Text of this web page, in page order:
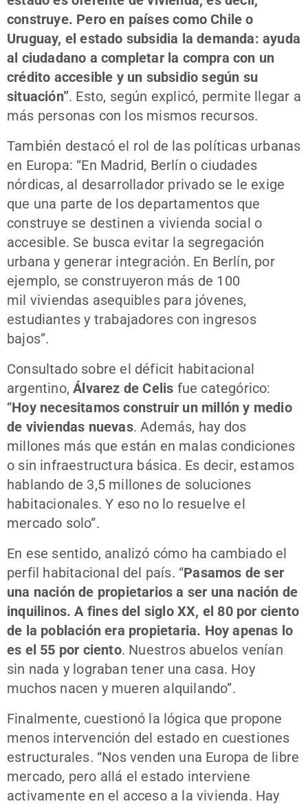
construye. Pero en países como Chile o
Uruguay, el estado subsidia la demanda: ayuda
al ciudadano a completar la compra con un
crédito accesible y un subsidio según su
situación”. Esto, según explicó, permite llegar a
más personas con los mismos recursos.
También destacó el rol de las políticas urbanas
en Europa: “En Madrid, Berlín o ciudades
nórdicas, al desarrollador privado se le exige
que una parte de los departamentos que
construye se destinen a vivienda social o
accesible. Se busca evitar la segregación
urbana y generar integración. En Berlín, por
ejemplo, se construyeron más de 100
mil viviendas asequibles para jóvenes,
estudiantes y trabajadores con ingresos
bajos”.
Consultado sobre el déficit habitacional
argentino,Álvarez de Celis fue categórico:
“Hoy necesitamos construir un millón y medio
de viviendas nuevas. Además, hay dos
millones más que están en malas condiciones
o sin infraestructura básica. Es decir, estamos
hablando de 3,5 millones de soluciones
habitacionales. Y eso no lo resuelve el
mercado solo”.
En ese sentido, analizó cómo ha cambiado el
perfil habitacional del país. “Pasamos de ser
una nación de propietarios a ser una nación de
inquilinos. A fines del siglo XX, el 80 por ciento
de la población era propietaria. Hoy apenas lo
es el 55 por ciento. Nuestros abuelos venían
sin nada y lograban tener una casa. Hoy
muchos nacen y mueren alquilando”.
Finalmente, cuestionó la lógica que propone
menos intervención del estado en cuestiones
estructurales. “Nos venden una Europa de libre
mercado, pero allá el estado interviene
activamente en el acceso a la vivienda. Hay